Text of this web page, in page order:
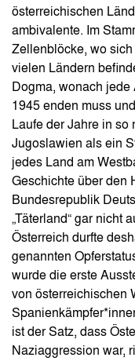
österreichischen
ambivalente. Im
Zellenblöcke, wo
vielen Ländern
Dogma, wonach
1945 enden muss
Laufe der Jahre in so
Jugoslawien als ein
jedes Land am
Geschichte über den
Bundesrepublik
„Täterland“ gar nicht
Österreich durfte
genannten
wurde die erste
von österreichischen
ist der Satz, dass
Naziaggression war,